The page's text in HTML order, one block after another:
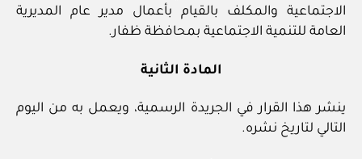
الاجتماعية والمكلف بالقيام بأعمال مدير عام المديرية
العامة للتنمية الاجتماعية بمحافظة ظفار.
المادة الثانية
ينشر هذا القرار في الجريدة الرسمية، ويعمل به من اليوم
التالي لتاريخ نشره.